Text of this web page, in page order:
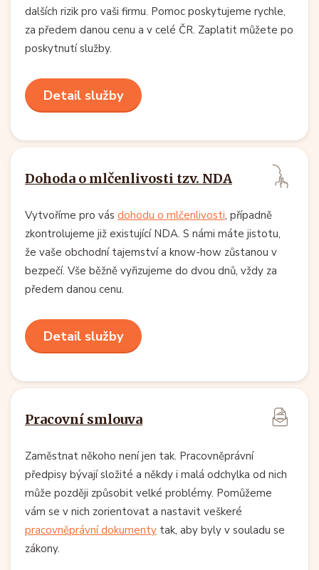
dalších rizik pro vaši firmu. Pomoc poskytujeme rychle,
za předem danou cenu a v celé ČR. Zaplatit můžete po
poskytnutí služby.
Detail služby
Dohoda o mlčenlivosti tzv. NDA
Vytvoříme pro vás dohodu o mlčenlivosti, případně
zkontrolujeme již existující NDA. S námi máte jistotu,
že vaše obchodní tajemství a know-how zůstanou v
bezpečí. Vše běžně vyřizujeme do dvou dnů, vždy za
předem danou cenu.
Detail služby
Pracovní smlouva
Zaměstnat někoho není jen tak. Pracovněprávní
předpisy bývají složité a někdy i malá odchylka od nich
může později způsobit velké problémy. Pomůžeme
vám se v nich zorientovat a nastavit veškeré
pracovněprávní dokumenty tak, aby byly v souladu se
zákony.